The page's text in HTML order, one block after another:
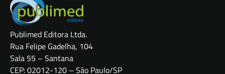
Publimed Editora Ltda.
Rua Felipe Gadelha, 104
Sala 55 – Santana
CEP: 02012-120 – São Paulo/SP